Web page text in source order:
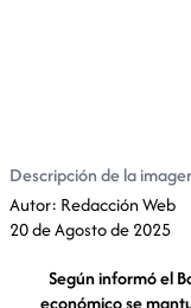
Descripción de la
Autor: Redacción Web
20 de Agosto de 2025
Según informó el